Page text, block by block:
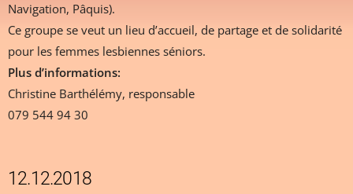
Navigation, Pâquis).
Ce groupe se veut un lieu d’accueil, de partage et de solidarité
pour les femmes lesbiennes séniors.
Plus d’informations:
Christine Barthélémy, responsable
079 544 94 30
12.12.2018